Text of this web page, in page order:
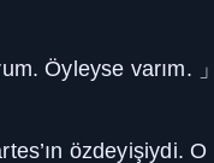
Öyleyse varım. 」
özdeyişiydi.